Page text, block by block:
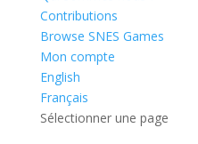
Contributions
Browse SNES Games
Mon compte
English
Français
Sélectionner une page